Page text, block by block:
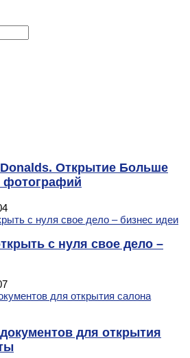
Открытие Больше
фотографий
с нуля свое дело –
для открытия